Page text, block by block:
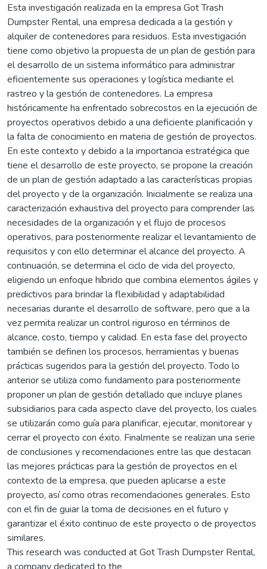
Esta investigación realizada en la empresa Got Trash
Dumpster Rental, una empresa dedicada a la gestión y
alquiler de contenedores para residuos. Esta investigación
tiene como objetivo la propuesta de un plan de gestión para
el desarrollo de un sistema informático para administrar
eficientemente sus operaciones y logística mediante el
rastreo y la gestión de contenedores. La empresa
históricamente ha enfrentado sobrecostos en la ejecución de
proyectos operativos debido a una deficiente planificación y
la falta de conocimiento en materia de gestión de proyectos.
En este contexto y debido a la importancia estratégica que
tiene el desarrollo de este proyecto, se propone la creación
de un plan de gestión adaptado a las características propias
del proyecto y de la organización. Inicialmente se realiza una
caracterización exhaustiva del proyecto para comprender las
necesidades de la organización y el flujo de procesos
operativos, para posteriormente realizar el levantamiento de
requisitos y con ello determinar el alcance del proyecto. A
continuación, se determina el ciclo de vida del proyecto,
eligiendo un enfoque híbrido que combina elementos ágiles y
predictivos para brindar la flexibilidad y adaptabilidad
necesarias durante el desarrollo de software, pero que a la
vez permita realizar un control riguroso en términos de
alcance, costo, tiempo y calidad. En esta fase del proyecto
también se definen los procesos, herramientas y buenas
prácticas sugeridos para la gestión del proyecto. Todo lo
anterior se utiliza como fundamento para posteriormente
proponer un plan de gestión detallado que incluye planes
subsidiarios para cada aspecto clave del proyecto, los cuales
se utilizarán como guía para planificar, ejecutar, monitorear y
cerrar el proyecto con éxito. Finalmente se realizan una serie
de conclusiones y recomendaciones entre las que destacan
las mejores prácticas para la gestión de proyectos en el
contexto de la empresa, que pueden aplicarse a este
proyecto, así como otras recomendaciones generales. Esto
con el fin de guiar la toma de decisiones en el futuro y
garantizar el éxito continuo de este proyecto o de proyectos
similares.
This research was conducted at Got Trash Dumpster Rental,